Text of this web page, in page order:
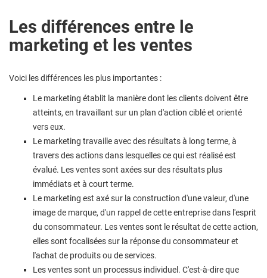
Les différences entre le
marketing et les ventes
Voici les différences les plus importantes :
Le marketing établit la manière dont les clients doivent être
atteints, en travaillant sur un plan d'action ciblé et orienté
vers eux.
Le marketing travaille avec des résultats à long terme, à
travers des actions dans lesquelles ce qui est réalisé est
évalué. Les ventes sont axées sur des résultats plus
immédiats et à court terme.
Le marketing est axé sur la construction d'une valeur, d'une
image de marque, d'un rappel de cette entreprise dans l'esprit
du consommateur. Les ventes sont le résultat de cette action,
elles sont focalisées sur la réponse du consommateur et
l'achat de produits ou de services.
Les ventes sont un processus individuel. C'est-à-dire que